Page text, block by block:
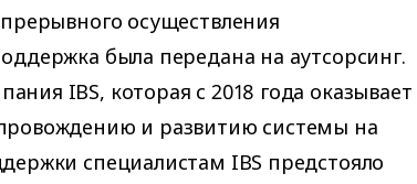
осуществления
была передана на аутсорсинг.
IBS, которая с 2018 года оказывает
и развитию системы на
специалистам IBS предстояло